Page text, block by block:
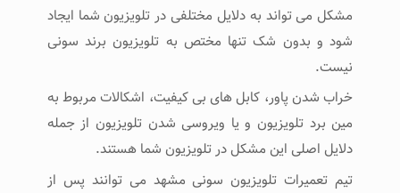
مشکل می تواند به دلایل مختلفی در تلویزیون شما ایجاد
شود و بدون شک تنها مختص به تلویزیون برند سونی
نیست.
خراب شدن پاور، کابل های بی کیفیت، اشکالات مربوط به
مین برد تلویزیون و یا ویروسی شدن تلویزیون از جمله
دلایل اصلی این مشکل در تلویزیون شما هستند.
تیم تعمیرات تلویزیون سونی مشهد می توانند پس از